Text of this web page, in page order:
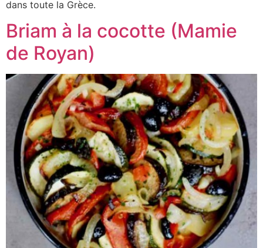
dans toute la Grèce.
Briam à la cocotte (Mamie
de Royan)